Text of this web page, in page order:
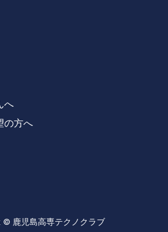
へ
の方へ
鹿児島高専テクノクラブ